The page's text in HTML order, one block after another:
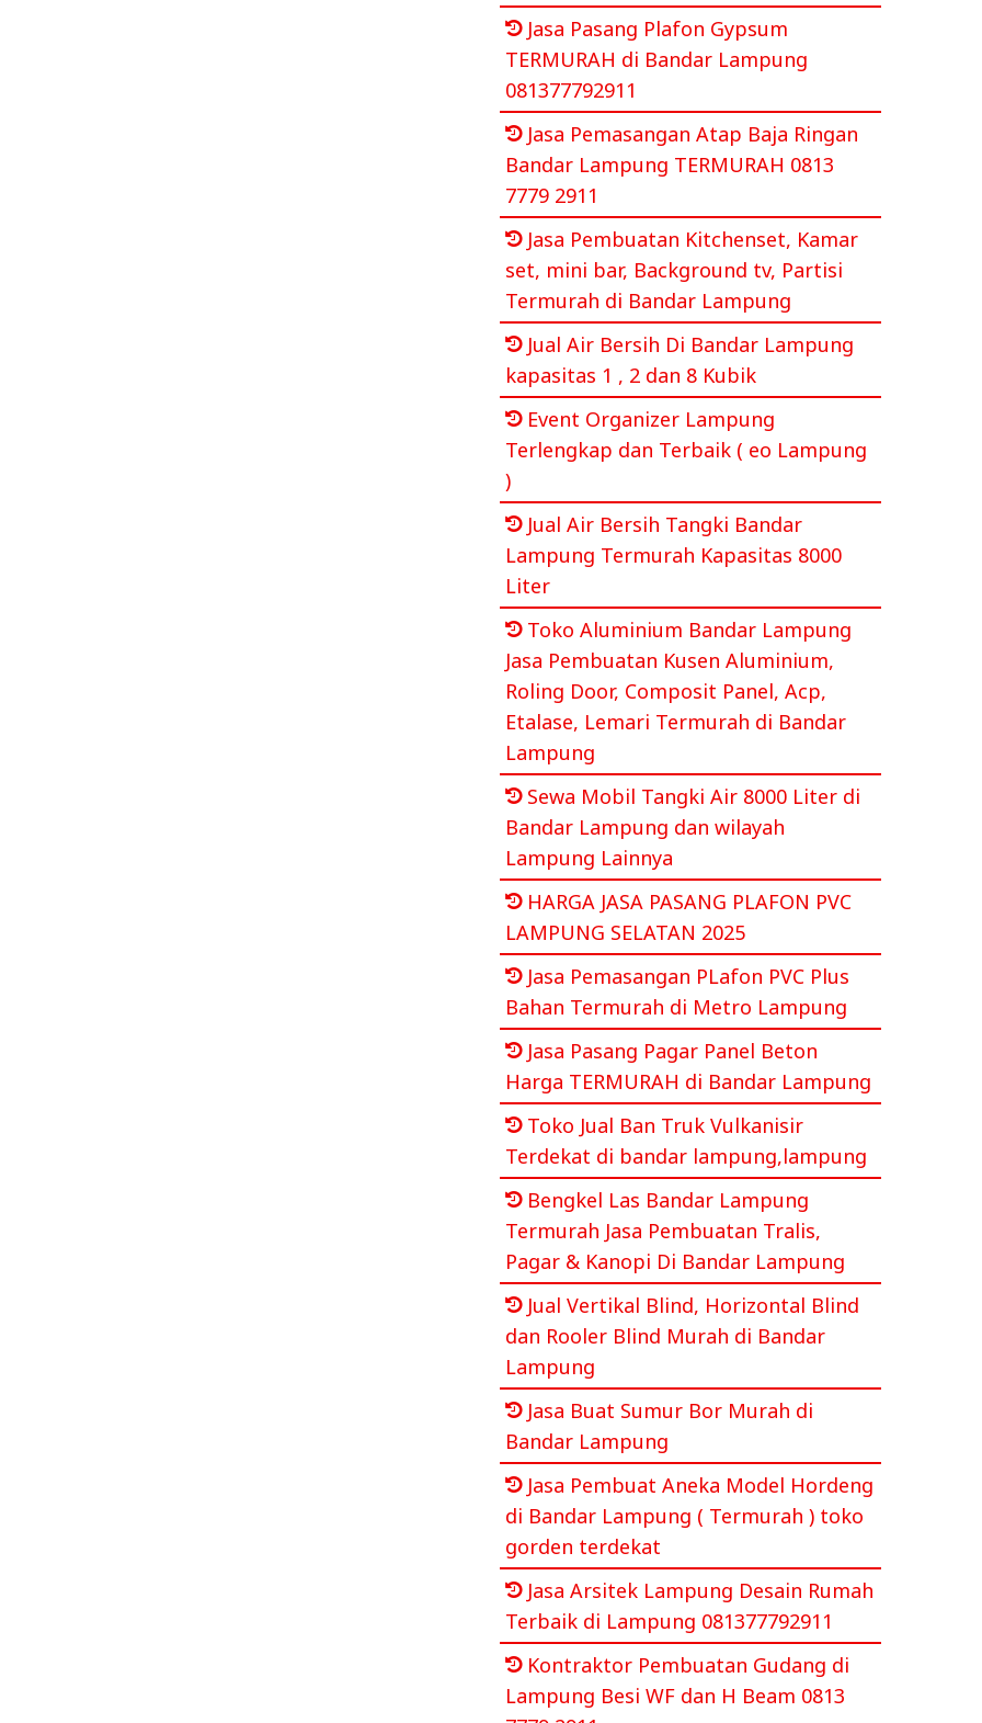
Jasa Pasang Plafon Gypsum
TERMURAH di Bandar Lampung
081377792911
Jasa Pemasangan Atap Baja Ringan
Bandar Lampung TERMURAH 0813
7779 2911
Jasa Pembuatan Kitchenset, Kamar
set, mini bar, Background tv, Partisi
Termurah di Bandar Lampung
Jual Air Bersih Di Bandar Lampung
kapasitas 1 , 2 dan 8 Kubik
Event Organizer Lampung
Terlengkap dan Terbaik ( eo Lampung
)
Jual Air Bersih Tangki Bandar
Lampung Termurah Kapasitas 8000
Liter
Toko Aluminium Bandar Lampung
Jasa Pembuatan Kusen Aluminium,
Roling Door, Composit Panel, Acp,
Etalase, Lemari Termurah di Bandar
Lampung
Sewa Mobil Tangki Air 8000 Liter di
Bandar Lampung dan wilayah
Lampung Lainnya
HARGA JASA PASANG PLAFON PVC
LAMPUNG SELATAN 2025
Jasa Pemasangan PLafon PVC Plus
Bahan Termurah di Metro Lampung
Jasa Pasang Pagar Panel Beton
Harga TERMURAH di Bandar Lampung
Toko Jual Ban Truk Vulkanisir
Terdekat di bandar lampung,lampung
Bengkel Las Bandar Lampung
Termurah Jasa Pembuatan Tralis,
Pagar & Kanopi Di Bandar Lampung
Jual Vertikal Blind, Horizontal Blind
dan Rooler Blind Murah di Bandar
Lampung
Jasa Buat Sumur Bor Murah di
Bandar Lampung
Jasa Pembuat Aneka Model Hordeng
di Bandar Lampung ( Termurah ) toko
gorden terdekat
Jasa Arsitek Lampung Desain Rumah
Terbaik di Lampung 081377792911
Kontraktor Pembuatan Gudang di
Lampung Besi WF dan H Beam 0813